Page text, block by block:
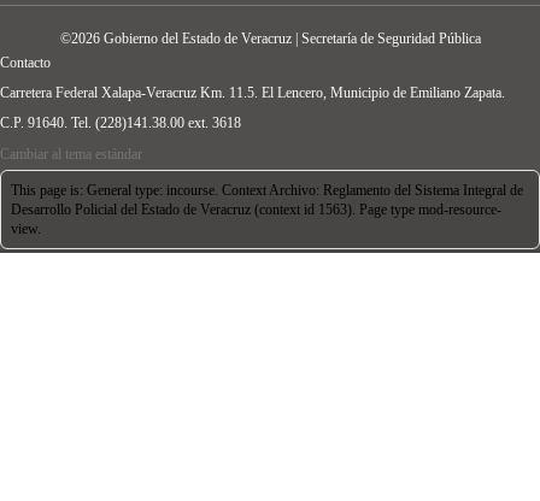
©2026 Gobierno del Estado de Veracruz | Secretaría de Seguridad Pública
Contacto
Carretera Federal Xalapa-Veracruz Km. 11.5. El Lencero, Municipio de Emiliano Zapata.
C.P. 91640. Tel. (228)141.38.00 ext. 3618
Cambiar al tema estándar
This page is: General type: incourse. Context Archivo: Reglamento del Sistema Integral de
Desarrollo Policial del Estado de Veracruz (context id 1563). Page type mod-resource-
view.